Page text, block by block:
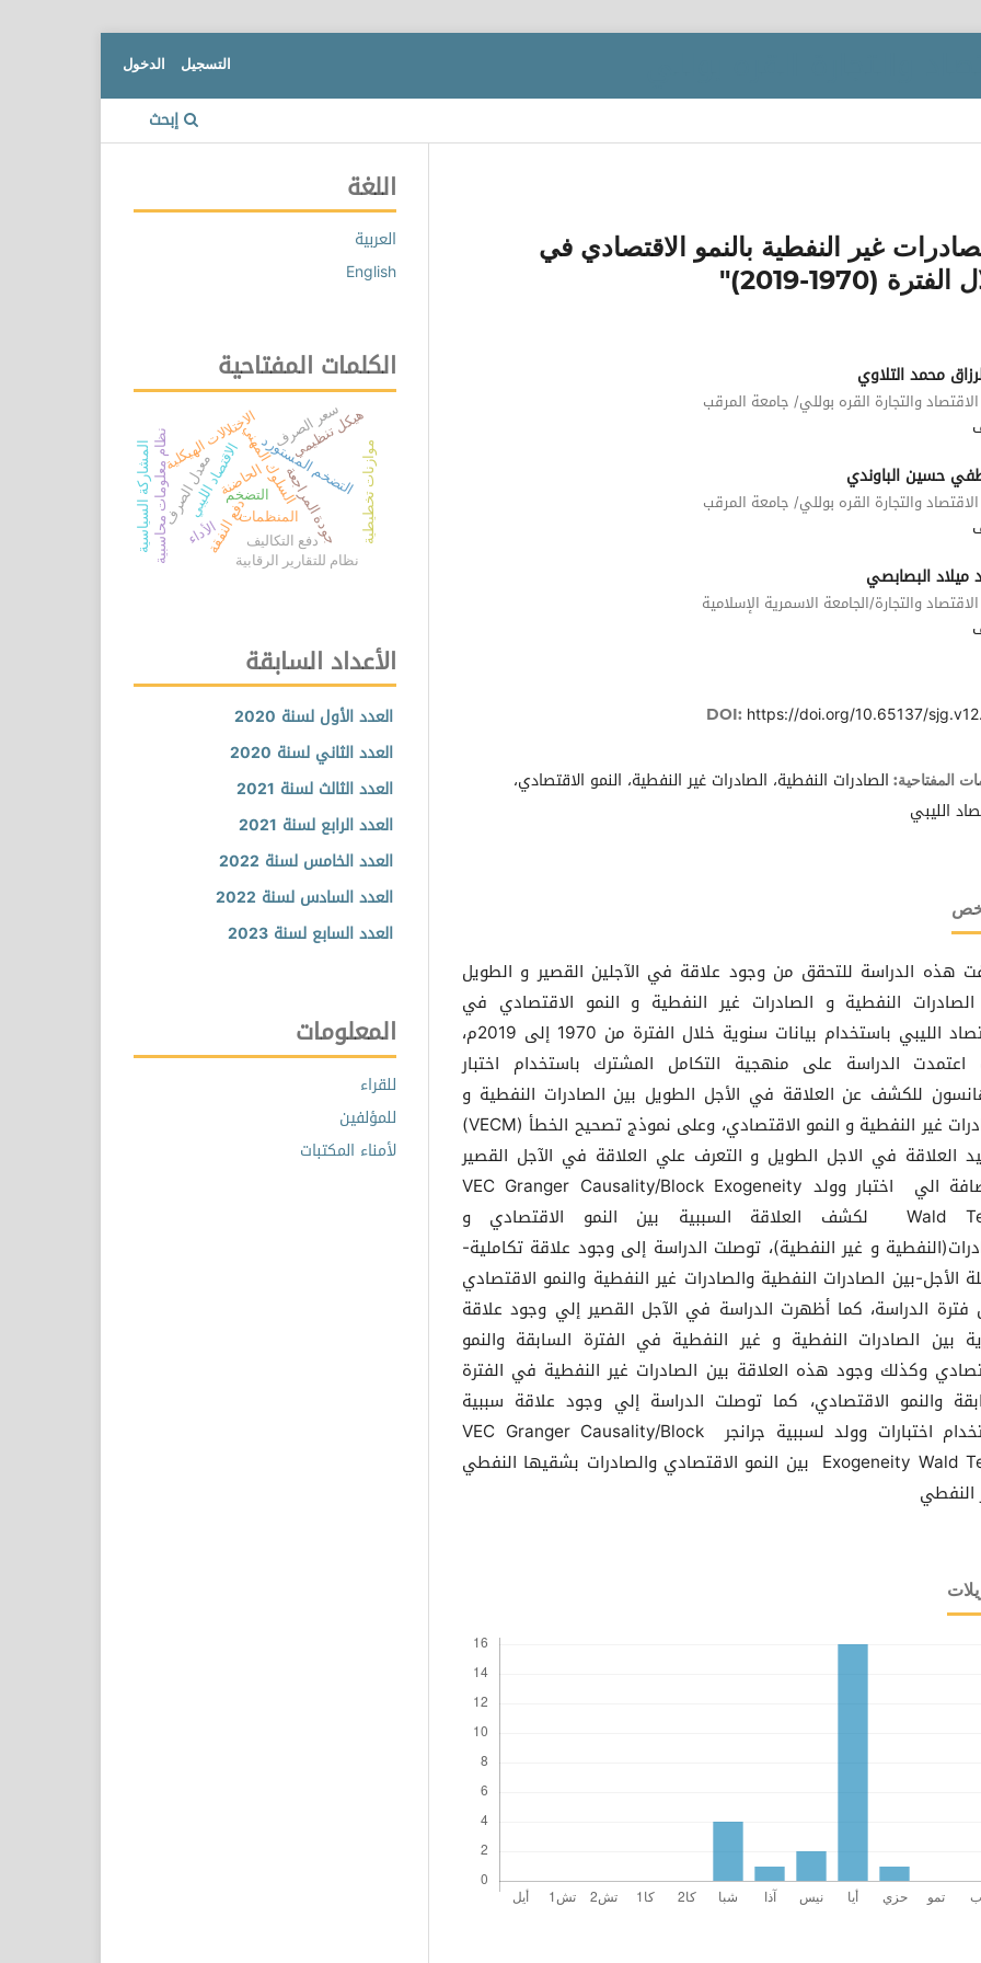
إبحث
التسجيل الدخول
غير النفطية بالنمو الاقتصادي في
(1970-2019)"
محمد التلاوي
والتجارة القره بوللي/ جامعة المرقب
حسين الباوندي
والتجارة القره بوللي/ جامعة المرقب
ميلاد البصابصي
والتجارة/الجامعة الاسمرية الإسلامية
DOI: https://doi.org/10.65137/
المفتاحية: الصادرات النفطية، الصادرات غير النفطية، النمو الاقتصادي،
الليبي
هذه الدراسة للتحقق من وجود علاقة في الآجلين القصير و الطويل
النفطية و الصادرات غير النفطية و النمو الاقتصادي في
الاقتصاد الليبي باستخدام بيانات سنوية خلال الفترة من 1970 إلى 2019م،
اعتمدت الدراسة على منهجية التكامل المشترك باستخدام اختبار
للكشف عن العلاقة في الأجل الطويل بين الصادرات النفطية و
الصادرات غير النفطية و النمو الاقتصادي، وعلى نموذج تصحيح الخطأ (VECM)
العلاقة في الاجل الطويل و التعرف علي العلاقة في الآجل القصير
بالإضافة الي اختبار وولد VEC Granger Causality/Block Exogeneity
Wald Tests لكشف العلاقة السببية بين النمو الاقتصادي و
و غير النفطية)، توصلت الدراسة إلى وجود علاقة تكاملية-
الأجل-بين الصادرات النفطية والصادرات غير النفطية والنمو الاقتصادي
فترة الدراسة، كما أظهرت الدراسة في الآجل القصير إلي وجود علاقة
بين الصادرات النفطية و غير النفطية في الفترة السابقة والنمو
وكذلك وجود هذه العلاقة بين الصادرات غير النفطية في الفترة
والنمو الاقتصادي، كما توصلت الدراسة إلي وجود علاقة سببية
باستخدام اختبارات وولد لسببية جرانجر VEC Granger Causality/Block
Exogeneity Wald Tests بين النمو الاقتصادي والصادرات بشقيها النفطي
النفطي
اللغة
العربية
English
الكلمات المفتاحية
السلوك المهنيجودة المراجعة التضخم
دفع التكاليفدفع النفقة
التضخم المستوردالاختلالات الهيكلية
الاقتصاد الليبي
هيكل تنظيمي نظام معلومات محاسبية موازنات تخطيطية
نظام للتقارير الرقابية
المنظمات المشاركة السياسية
سعر الصرف
معدل الصرفالحاضنة
الأداء
الأعداد السابقة
العدد الأول لسنة 2020
العدد الثاني لسنة 2020
العدد الثالث لسنة 2021
العدد الرابع لسنة 2021
العدد الخامس لسنة 2022
العدد السادس لسنة 2022
العدد السابع لسنة 2023
المعلومات
للقراء
للمؤلفين
لأمناء المكتبات